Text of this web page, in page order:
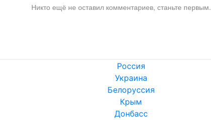
Никто ещё не оставил комментариев, станьте первым.
Россия
Украина
Белоруссия
Крым
Донбасс